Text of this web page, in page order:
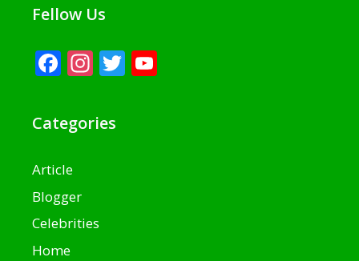
Fellow Us
Facebook
Instagram
Twitter
Categories
Article
Blogger
Celebrities
Home